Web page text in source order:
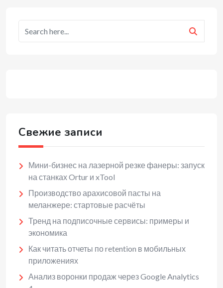
Свежие записи
Мини-бизнес на лазерной резке фанеры: запуск
на станках Ortur и xTool
Производство арахисовой пасты на
меланжере: стартовые расчёты
Тренд на подписочные сервисы: примеры и
экономика
Как читать отчеты по retention в мобильных
приложениях
Анализ воронки продаж через Google Analytics